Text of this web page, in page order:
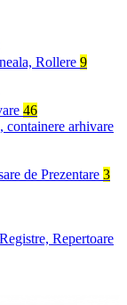
Rollere 9
46
arhivare
de Prezentare 3
Repertoare